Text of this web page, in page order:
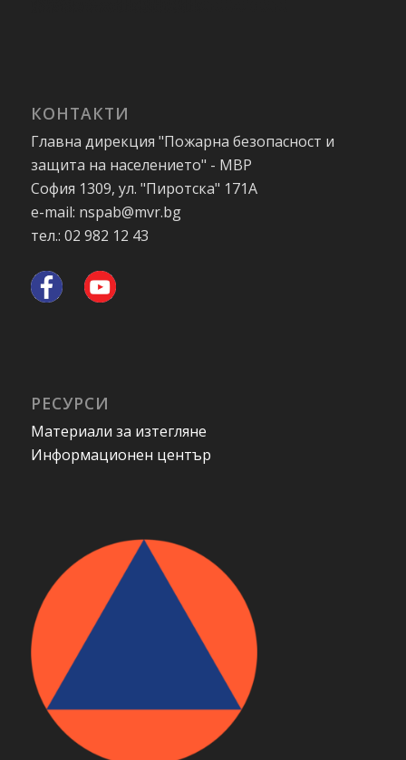
КОНТАКТИ
Главна дирекция "Пожарна безопасност и
защита на населението" - МВР
София 1309, ул. "Пиротска" 171А
e-mail: nspab@mvr.bg
тел.: 02 982 12 43
РЕСУРСИ
Материали за изтегляне
Информационен център